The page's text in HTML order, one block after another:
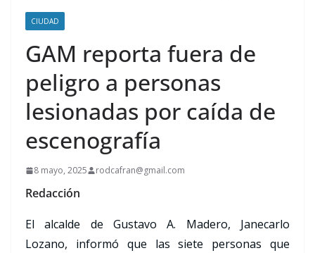
CIUDAD
GAM reporta fuera de
peligro a personas
lesionadas por caída de
escenografía
8 mayo, 2025 rodcafran@gmail.com
Redacción
El alcalde de Gustavo A. Madero, Janecarlo
Lozano, informó que las siete personas que